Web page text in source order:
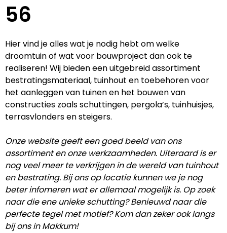
56
Hier vind je alles wat je nodig hebt om welke
droomtuin of wat voor bouwproject dan ook te
realiseren! Wij bieden een uitgebreid assortiment
bestratingsmateriaal, tuinhout en toebehoren voor
het aanleggen van tuinen en het bouwen van
constructies zoals schuttingen, pergola’s, tuinhuisjes,
terrasvlonders en steigers.
Onze website geeft een goed beeld van ons
assortiment en onze werkzaamheden. Uiteraard is er
nog veel meer te verkrijgen in de wereld van tuinhout
en bestrating. Bij ons op locatie kunnen we je nog
beter infomeren wat er allemaal mogelijk is. Op zoek
naar die ene unieke schutting? Benieuwd naar die
perfecte tegel met motief? Kom dan zeker ook langs
bij ons in Makkum!